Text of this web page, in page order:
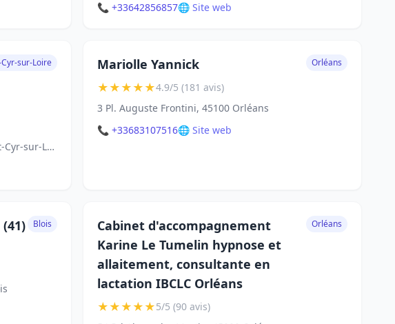
📞 +33642856857🌐 Site web
sur-Loire
9 Quai des Maisons Blanches, 37540 Saint-Cyr-sur-Loire
Mariolle Yannick Orléans
★★★★★4.9/5 (181 avis)
3 Pl. Auguste Frontini, 45100 Orléans
📞 +33683107516🌐 Site web
Blois
Cabinet d'accompagnement
Karine Le Tumelin hypnose et
allaitement, consultante en
lactation IBCLC Orléans
Orléans
★★★★★5/5 (90 avis)